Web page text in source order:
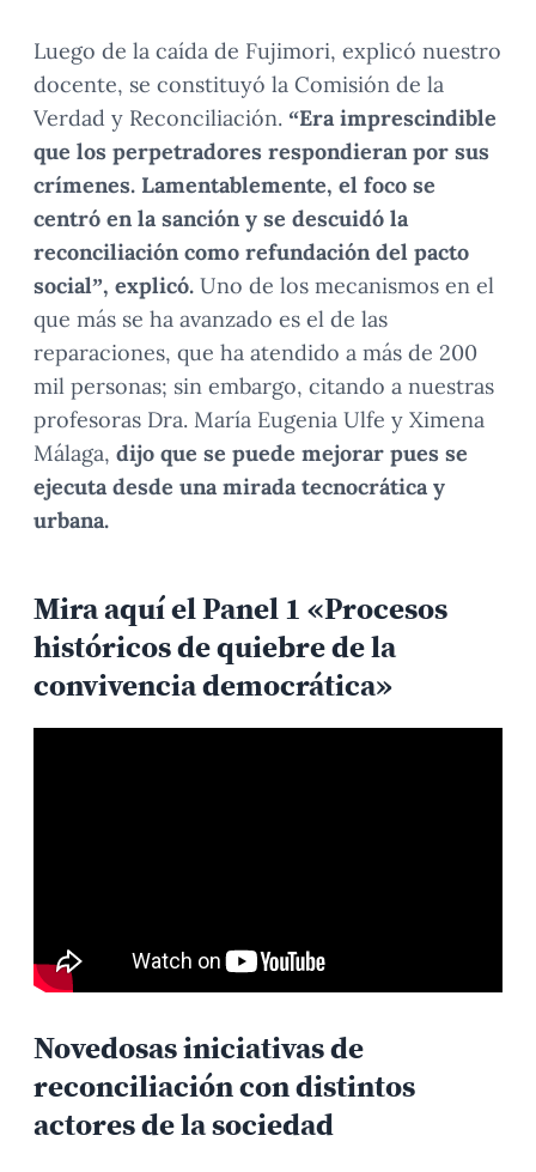
Luego de la caída de Fujimori, explicó nuestro
docente, se constituyó la Comisión de la
Verdad y Reconciliación. “Era imprescindible
que los perpetradores respondieran por sus
crímenes. Lamentablemente, el foco se
centró en la sanción y se descuidó la
reconciliación como refundación del pacto
social”, explicó. Uno de los mecanismos en el
que más se ha avanzado es el de las
reparaciones, que ha atendido a más de 200
mil personas; sin embargo, citando a nuestras
profesoras Dra. María Eugenia Ulfe y Ximena
Málaga, dijo que se puede mejorar pues se
ejecuta desde una mirada tecnocrática y
urbana.
Mira aquí el Panel 1 «Procesos
históricos de quiebre de la
convivencia democrática»
Novedosas iniciativas de
reconciliación con distintos
actores de la sociedad